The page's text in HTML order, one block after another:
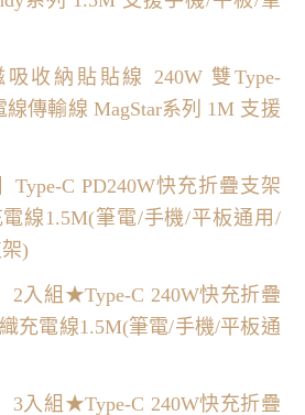
吸收納貼貼線 240W 雙Type-
線傳輸線 MagStar系列 1M 支援
Type-C PD240W快充折疊支架
線1.5M(筆電/手機/平板通用/
)
2入組★Type-C 240W快充折疊
充電線1.5M(筆電/手機/平板通
3入組★Type-C 240W快充折疊